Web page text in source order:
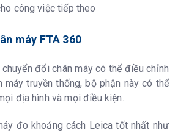
công việc tiếp theo
máy FTA 360
đổi chân máy có thể điều chỉnh
máy truyền thống, bộ phận này có thể
địa hình và mọi điều kiện.
đo khoảng cách Leica tốt nhất như